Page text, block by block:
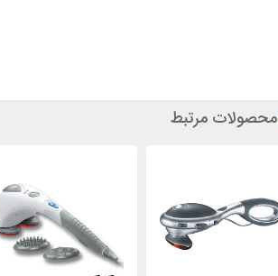
محصولات مرتبط